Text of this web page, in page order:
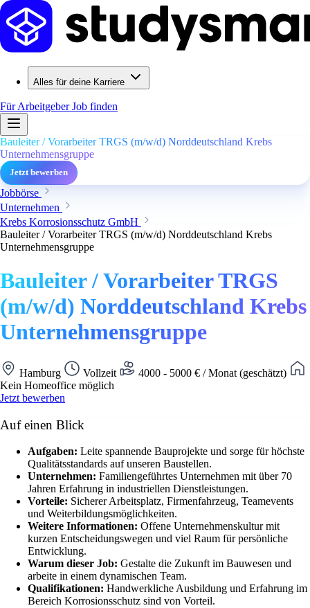
Alles für deine Karriere
Für ArbeitgeberJob finden
Bauleiter / Vorarbeiter TRGS (m/w/d) Norddeutschland Krebs
Unternehmensgruppe
Jetzt bewerben
Jobbörse
Unternehmen
Krebs Korrosionsschutz GmbH
Bauleiter / Vorarbeiter TRGS (m/w/d) Norddeutschland Krebs
Unternehmensgruppe
Bauleiter / Vorarbeiter TRGS
(m/w/d) Norddeutschland Krebs
Unternehmensgruppe
Hamburg Vollzeit
4000 - 5000 € / Monat (geschätzt)
Kein Homeoffice möglich
Jetzt bewerben
Auf einen Blick
Aufgaben: Leite spannende Bauprojekte und sorge für höchste
Qualitätsstandards auf unseren Baustellen.
Unternehmen: Familiengeführtes Unternehmen mit über 70
Jahren Erfahrung in industriellen Dienstleistungen.
Vorteile: Sicherer Arbeitsplatz, Firmenfahrzeug, Teamevents
und Weiterbildungsmöglichkeiten.
Weitere Informationen: Offene Unternehmenskultur mit
kurzen Entscheidungswegen und viel Raum für persönliche
Entwicklung.
Warum dieser Job: Gestalte die Zukunft im Bauwesen und
arbeite in einem dynamischen Team.
Qualifikationen: Handwerkliche Ausbildung und Erfahrung im
Bereich Korrosionsschutz sind von Vorteil.